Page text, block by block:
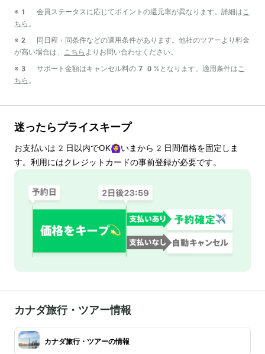
※1 会員ステータスに応じてポイントの還元率が異なります。詳細は こ
ちら 。
※2 同日程・同条件などの適用条件があります。他社のツアーより料金
が高い場合は、
こちら よりお問い合わせください。
※3 サポート金額はキャンセル料の70%となります。適用条件は こ
ちら 。
迷ったらプライスキープ
お支払いは 2 日以内でOK🙆‍♀️いまから 2 日間価格を固定しま
す。利用にはクレジットカードの事前登録が必要です。
カナダ旅行・ツアー情報
カナダ旅行・ツアーの情報